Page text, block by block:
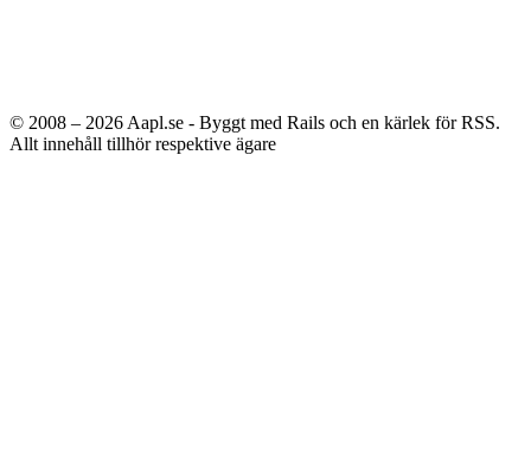
© 2008 – 2026 Aapl.se - Byggt med Rails och en kärlek för RSS.
Allt innehåll tillhör respektive ägare